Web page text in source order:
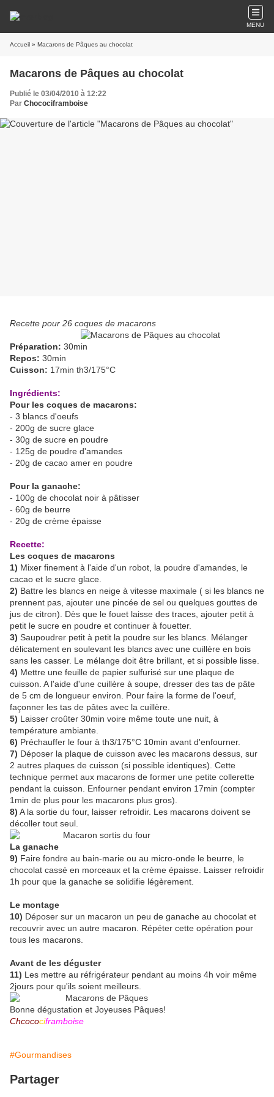
MENU
Accueil » Macarons de Pâques au chocolat
Macarons de Pâques au chocolat
Publié le 03/04/2010 à 12:22
Par Chocociframboise
Recette pour 26 coques de macarons
Préparation: 30min
Repos: 30min
Cuisson: 17min th3/175°C
Ingrédients:
Pour les coques de macarons:
- 3 blancs d'oeufs
- 200g de sucre glace
- 30g de sucre en poudre
- 125g de poudre d'amandes
- 20g de cacao amer en poudre
Pour la ganache:
- 100g de chocolat noir à pâtisser
- 60g de beurre
- 20g de crème épaisse
Recette:
Les coques de macarons
1) Mixer finement à l'aide d'un robot, la poudre d'amandes, le
cacao et le sucre glace.
2) Battre les blancs en neige à vitesse maximale ( si les blancs ne
prennent pas, ajouter une pincée de sel ou quelques gouttes de
jus de citron). Dès que le fouet laisse des traces, ajouter petit à
petit le sucre en poudre et continuer à fouetter.
3) Saupoudrer petit à petit la poudre sur les blancs. Mélanger
délicatement en soulevant les blancs avec une cuillère en bois
sans les casser. Le mélange doit être brillant, et si possible lisse.
4) Mettre une feuille de papier sulfurisé sur une plaque de
cuisson. A l'aide d'une cuillère à soupe, dresser des tas de pâte
de 5 cm de longueur environ. Pour faire la forme de l'oeuf,
façonner les tas de pâtes avec la cuillère.
5) Laisser croûter 30min voire même toute une nuit, à
température ambiante.
6) Préchauffer le four à th3/175°C 10min avant d'enfourner.
7) Déposer la plaque de cuisson avec les macarons dessus, sur
2 autres plaques de cuisson (si possible identiques). Cette
technique permet aux macarons de former une petite collerette
pendant la cuisson. Enfourner pendant environ 17min (compter
1min de plus pour les macarons plus gros).
8) A la sortie du four, laisser refroidir. Les macarons doivent se
décoller tout seul.
La ganache
9) Faire fondre au bain-marie ou au micro-onde le beurre, le
chocolat cassé en morceaux et la crème épaisse. Laisser refroidir
1h pour que la ganache se solidifie légèrement.
Le montage
10) Déposer sur un macaron un peu de ganache au chocolat et
recouvrir avec un autre macaron. Répéter cette opération pour
tous les macarons.
Avant de les déguster
11) Les mettre au réfrigérateur pendant au moins 4h voir même
2jours pour qu'ils soient meilleurs.
Bonne dégustation et Joyeuses Pâques!
Chcocociframboise
#Gourmandises
Partager